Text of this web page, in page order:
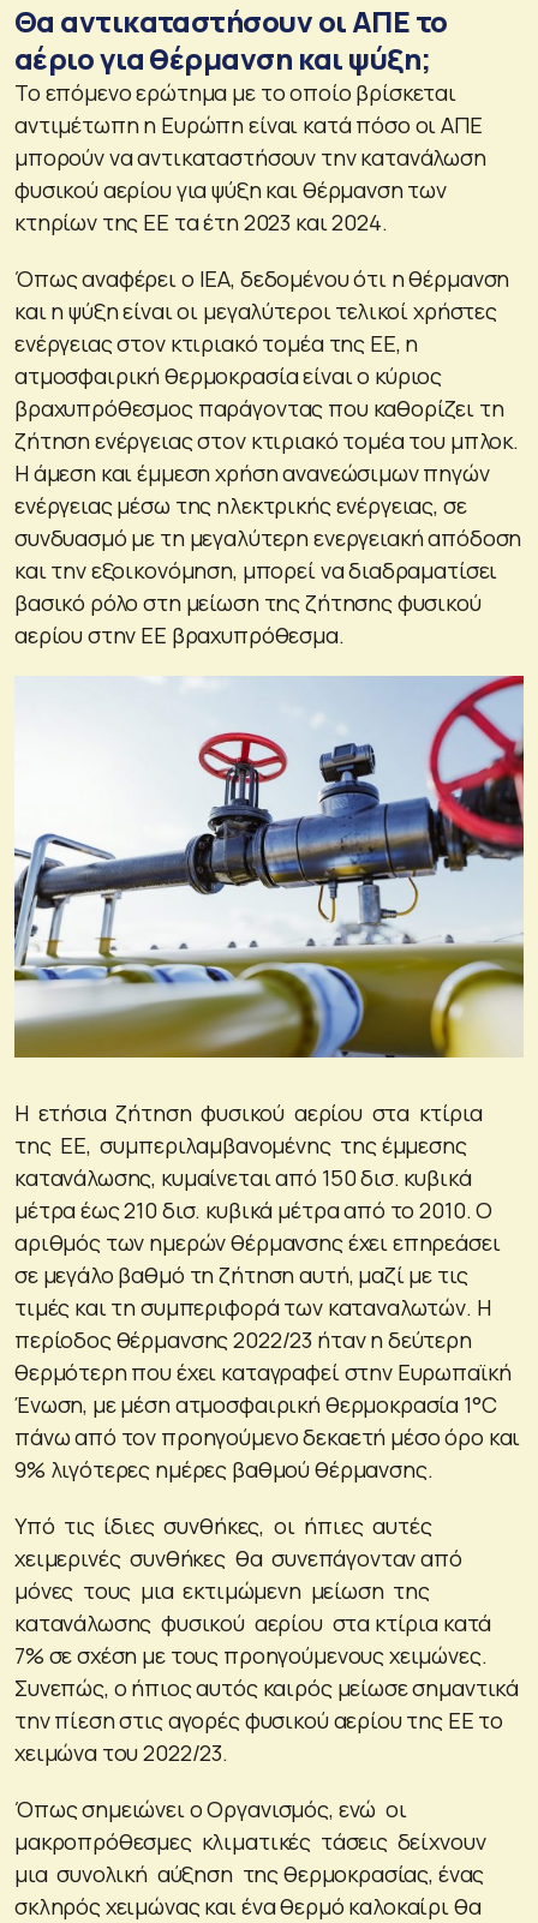
Θα αντικαταστήσουν οι ΑΠΕ το
αέριο για θέρμανση και ψύξη;
Το επόμενο ερώτημα με το οποίο βρίσκεται
αντιμέτωπη η Ευρώπη είναι κατά πόσο οι ΑΠΕ
μπορούν να αντικαταστήσουν την κατανάλωση
φυσικού αερίου για ψύξη και θέρμανση των
κτηρίων της ΕΕ τα έτη 2023 και 2024.
Όπως αναφέρει ο ΙΕΑ, δεδομένου ότι η θέρμανση
και η ψύξη είναι οι μεγαλύτεροι τελικοί χρήστες
ενέργειας στον κτιριακό τομέα της ΕΕ, η
ατμοσφαιρική θερμοκρασία είναι ο κύριος
βραχυπρόθεσμος παράγοντας που καθορίζει τη
ζήτηση ενέργειας στον κτιριακό τομέα του μπλοκ.
Η άμεση και έμμεση χρήση ανανεώσιμων πηγών
ενέργειας μέσω της ηλεκτρικής ενέργειας, σε
συνδυασμό με τη μεγαλύτερη ενεργειακή απόδοση
και την εξοικονόμηση, μπορεί να διαδραματίσει
βασικό ρόλο στη μείωση της ζήτησης φυσικού
αερίου στην ΕΕ βραχυπρόθεσμα.
Η ετήσια ζήτηση φυσικού αερίου στα κτίρια
της ΕΕ, συμπεριλαμβανομένης της έμμεσης
κατανάλωσης, κυμαίνεται από 150 δισ. κυβικά
μέτρα έως 210 δισ. κυβικά μέτρα από το 2010. Ο
αριθμός των ημερών θέρμανσης έχει επηρεάσει
σε μεγάλο βαθμό τη ζήτηση αυτή, μαζί με τις
τιμές και τη συμπεριφορά των καταναλωτών. Η
περίοδος θέρμανσης 2022/23 ήταν η δεύτερη
θερμότερη που έχει καταγραφεί στην Ευρωπαϊκή
Ένωση, με μέση ατμοσφαιρική θερμοκρασία 1°C
πάνω από τον προηγούμενο δεκαετή μέσο όρο και
9% λιγότερες ημέρες βαθμού θέρμανσης.
Υπό τις ίδιες συνθήκες, οι ήπιες αυτές
χειμερινές συνθήκες θα συνεπάγονταν από
μόνες τους μια εκτιμώμενη μείωση της
κατανάλωσης φυσικού αερίου στα κτίρια κατά
7% σε σχέση με τους προηγούμενους χειμώνες.
Συνεπώς, ο ήπιος αυτός καιρός μείωσε σημαντικά
την πίεση στις αγορές φυσικού αερίου της ΕΕ το
χειμώνα του 2022/23.
Όπως σημειώνει ο Οργανισμός, ενώ οι
μακροπρόθεσμες κλιματικές τάσεις δείχνουν
μια συνολική αύξηση της θερμοκρασίας, ένας
σκληρός χειμώνας και ένα θερμό καλοκαίρι θα